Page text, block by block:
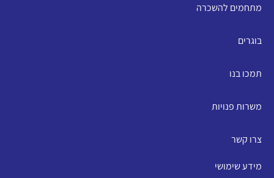
מתחמים להשכרה
בוגרים
תמכו בנו
משרות פנויות
צרו קשר
מידע שימושי